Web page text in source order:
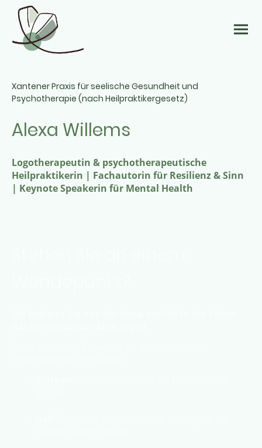
Xantener Praxis für seelische Gesundheit und
Psychotherapie (nach Heilpraktikergesetz)
Alexa Willems
Logotherapeutin & psychotherapeutische
Heilpraktikerin | Fachautorin für Resilienz & Sinn
| Keynote Speakerin für Mental Health